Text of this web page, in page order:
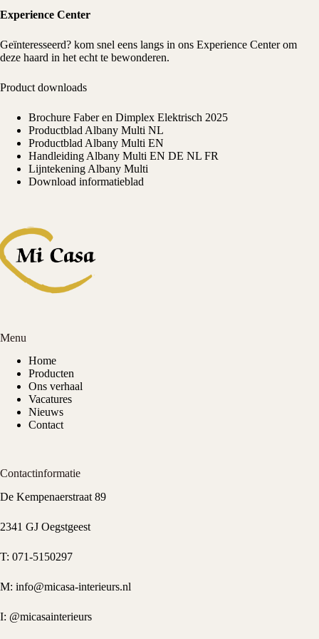
Experience Center
Geïnteresseerd? kom snel eens langs in ons Experience Centerom
deze haard in het echt te bewonderen.
Product downloads
Brochure Faber en Dimplex Elektrisch 2025
Productblad Albany Multi NL
Productblad Albany Multi EN
Handleiding Albany Multi EN DE NL FR
Lijntekening Albany Multi
Download informatieblad
Menu
Home
Producten
Ons verhaal
Vacatures
Nieuws
Contact
Contactinformatie
De Kempenaerstraat 89
2341 GJ Oegstgeest
T: 071-5150297
M: info@micasa-interieurs.nl
I: @micasainterieurs